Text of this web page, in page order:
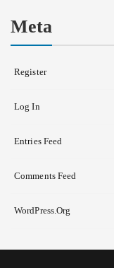
Meta
Register
Log In
Entries Feed
Comments Feed
WordPress.org